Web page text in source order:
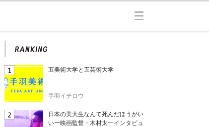
五美術大学と五芸術大学
手羽イチロウ
日本の美大生なんて死んだほうがい
いー映画監督・木村太一インタビュ